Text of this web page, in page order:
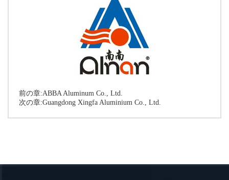
前の章:ABBA Aluminum Co., Ltd.
次の章:Guangdong Xingfa Aluminium Co., Ltd.